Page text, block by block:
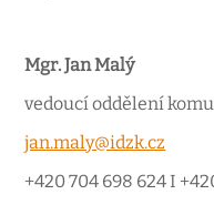
Mgr. Jan Malý
vedoucí oddělení
jan.maly@idzk.cz
+420 704 698 624 I